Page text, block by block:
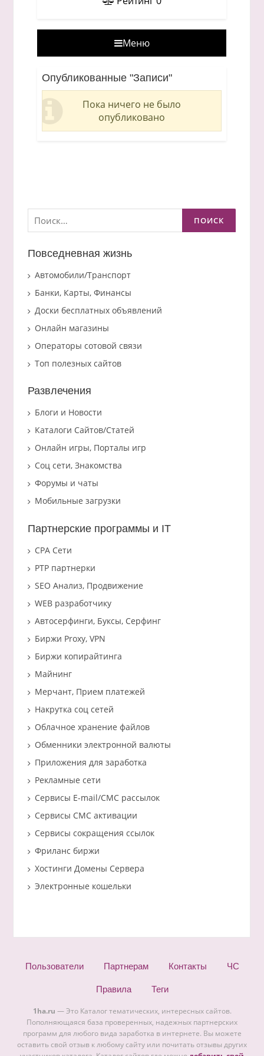
Меню
Опубликованные "Записи"
Пока ничего не было
опубликовано
Найти:
Повседневная жизнь
Автомобили/Транспорт
Банки, Карты, Финансы
Доски бесплатных объявлений
Онлайн магазины
Операторы сотовой связи
Топ полезных сайтов
Развлечения
Блоги и Новости
Каталоги Сайтов/Статей
Онлайн игры, Порталы игр
Соц сети, Знакомства
Форумы и чаты
Мобильные загрузки
Партнерские программы и IT
CPA Сети
PTP партнерки
SEO Анализ, Продвижение
WEB разработчику
Автосерфинги, Буксы, Серфинг
Биржи Proxy, VPN
Биржи копирайтинга
Майнинг
Мерчант, Прием платежей
Накрутка соц сетей
Облачное хранение файлов
Обменники электронной валюты
Приложения для заработка
Рекламные сети
Сервисы E-mail/СМС рассылок
Сервисы СМС активации
Сервисы сокращения ссылок
Фриланс биржи
Хостинги Домены Сервера
Электронные кошельки
Пользователи Партнерам Контакты ЧС
Правила Теги
1ha.ru — Это Каталог тематических, интересных сайтов.
Пополняющаяся база проверенных, надежных партнерских
программ для любого вида заработка в интернете. Вы можете
оставить свой отзыв к любому сайту или почитать отзывы других